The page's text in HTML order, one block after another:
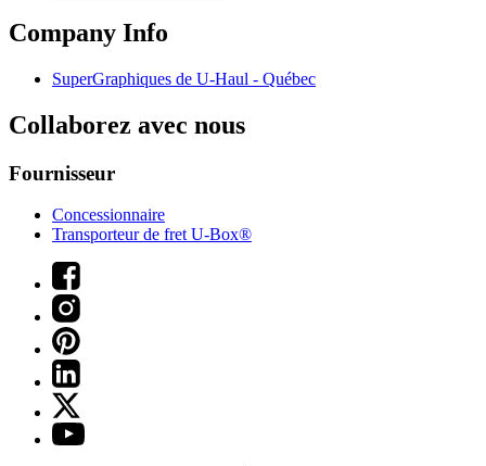
Company Info
SuperGraphiques de U-Haul - Québec
Collaborez avec nous
Fournisseur
Concessionnaire
Transporteur de fret U-Box®